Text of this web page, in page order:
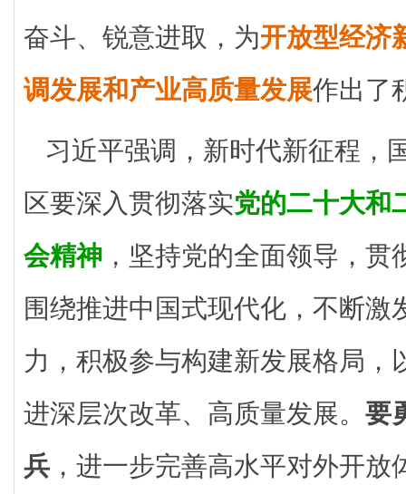
奋斗、锐意进取，为开放型经济
调发展和产业高质量发展作出了
习近平强调，新时代新征程，
区要深入贯彻落实党的二十大和
会精神 ，坚持党的全面领导，
围绕推进中国式现代化，不断激
力，积极参与构建新发展格局，
进深层次改革、高质量发展。 要
兵 ，进一步完善高水平对外开